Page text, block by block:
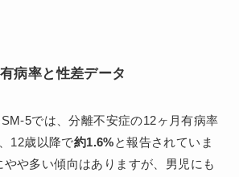
病率と性差データ
5では、分離不安症の12ヶ月有病率
12歳以降で約1.6%と報告されていま
や多い傾向はありますが、男児にも